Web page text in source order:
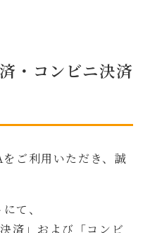
・コンビニ決済
ご利用いただき、誠
て、
済」および「コンビ